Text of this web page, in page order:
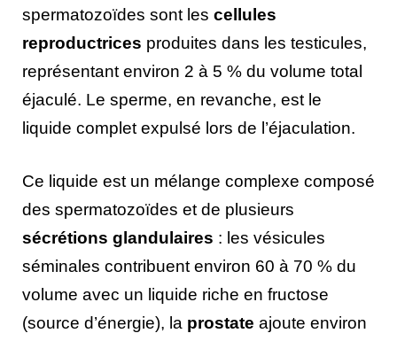
spermatozoïdes sont les cellules
reproductrices produites dans les testicules,
représentant environ 2 à 5 % du volume total
éjaculé. Le sperme, en revanche, est le
liquide complet expulsé lors de l’éjaculation.
Ce liquide est un mélange complexe composé
des spermatozoïdes et de plusieurs
sécrétions glandulaires : les vésicules
séminales contribuent environ 60 à 70 % du
volume avec un liquide riche en fructose
(source d’énergie), la prostate ajoute environ